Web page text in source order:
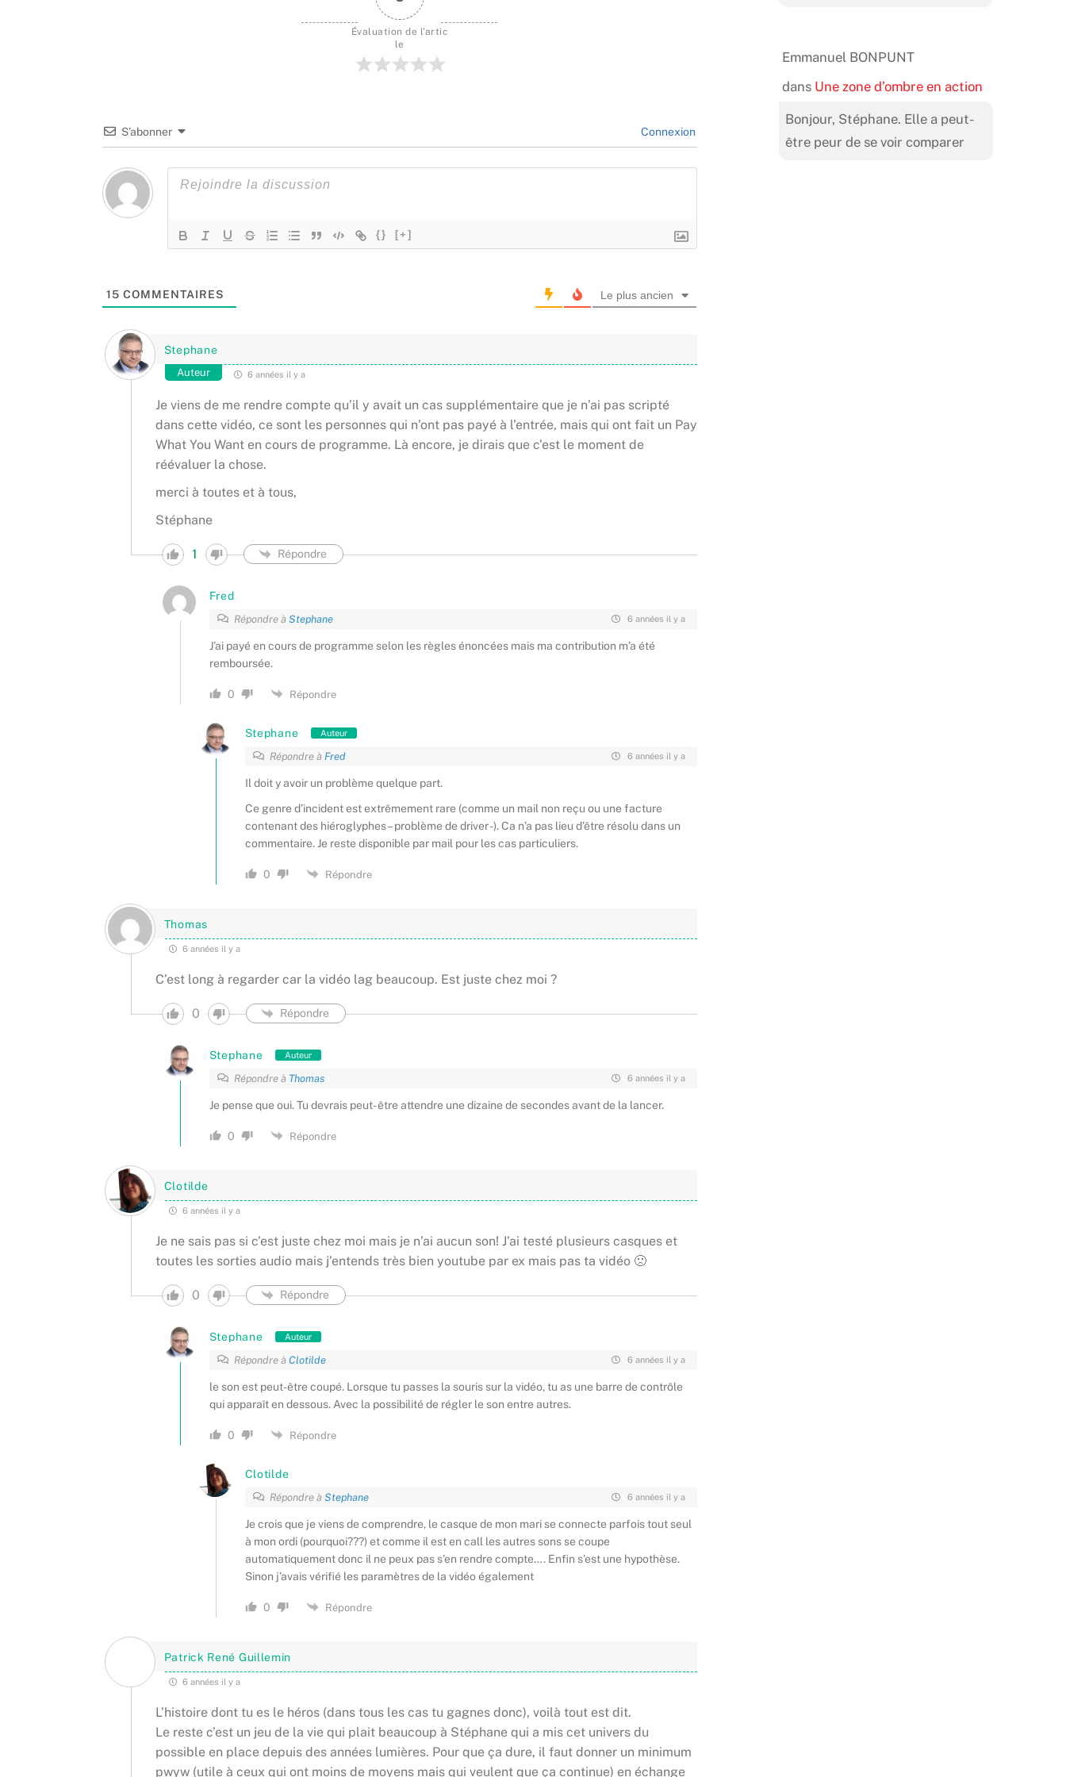
Évaluation de l'artic
le
S’abonner Connexion
{} [+]
15 COMMENTAIRES Le plus ancien
Stephane
Auteur 6 années il y a
Je viens de me rendre compte qu’il y avait un cas supplémentaire que je n’ai pas scripté
dans cette vidéo, ce sont les personnes qui n’ont pas payé à l’entrée, mais qui ont fait un Pay
What You Want en cours de programme. Là encore, je dirais que c’est le moment de
réévaluer la chose.
merci à toutes et à tous,
Stéphane
1 Répondre
Fred
Répondre à Stephane 6 années il y a
J’ai payé en cours de programme selon les règles énoncées mais ma contribution m’a été
remboursée.
0 Répondre
Stephane Auteur
Répondre à Fred 6 années il y a
Il doit y avoir un problème quelque part.
Ce genre d’incident est extrêmement rare (comme un mail non reçu ou une facture
contenant des hiéroglyphes – problème de driver -). Ca n’a pas lieu d’être résolu dans un
commentaire. Je reste disponible par mail pour les cas particuliers.
0 Répondre
Thomas
6 années il y a
C’est long à regarder car la vidéo lag beaucoup. Est juste chez moi ?
0 Répondre
Stephane Auteur
Répondre à Thomas 6 années il y a
Je pense que oui. Tu devrais peut- être attendre une dizaine de secondes avant de la lancer.
0 Répondre
Clotilde
6 années il y a
Je ne sais pas si c’est juste chez moi mais je n’ai aucun son! J’ai testé plusieurs casques et
toutes les sorties audio mais j’entends très bien youtube par ex mais pas ta vidéo 🙁
0 Répondre
Stephane Auteur
Répondre à Clotilde 6 années il y a
le son est peut-être coupé. Lorsque tu passes la souris sur la vidéo, tu as une barre de contrôle
qui apparaît en dessous. Avec la possibilité de régler le son entre autres.
0 Répondre
Clotilde
Répondre à Stephane 6 années il y a
Je crois que je viens de comprendre, le casque de mon mari se connecte parfois tout seul
à mon ordi (pourquoi???) et comme il est en call les autres sons se coupe
automatiquement donc il ne peux pas s’en rendre compte…. Enfin s’est une hypothèse.
Sinon j’avais vérifié les paramètres de la vidéo également
0 Répondre
Patrick René Guillemin
6 années il y a
L’histoire dont tu es le héros (dans tous les cas tu gagnes donc), voilà tout est dit.
Le reste c’est un jeu de la vie qui plait beaucoup à Stéphane qui a mis cet univers du
possible en place depuis des années lumières. Pour que ça dure, il faut donner un minimum
pwyw (utile à ceux qui ont moins de moyens mais qui veulent que ça continue) en échange
Emmanuel BONPUNT
dans Une zone d’ombre en action
Bonjour, Stéphane. Elle a peut-
être peur de se voir comparer